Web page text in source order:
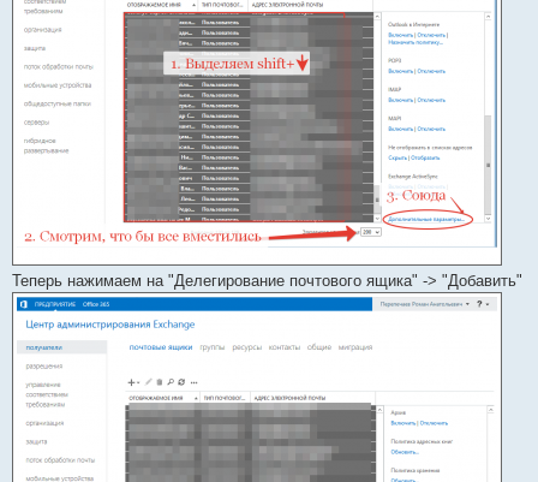
Теперь нажимаем на "Делегирование почтового ящика" -> "Добавить"